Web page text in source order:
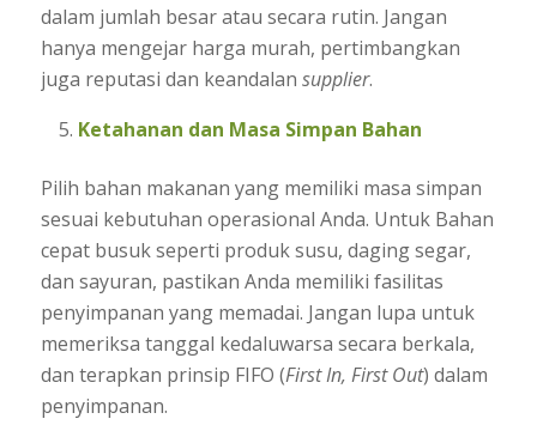
dalam jumlah besar atau secara rutin. Jangan
hanya mengejar harga murah, pertimbangkan
juga reputasi dan keandalan supplier.
Ketahanan dan Masa Simpan Bahan
Pilih bahan makanan yang memiliki masa simpan
sesuai kebutuhan operasional Anda. Untuk Bahan
cepat busuk seperti produk susu, daging segar,
dan sayuran, pastikan Anda memiliki fasilitas
penyimpanan yang memadai. Jangan lupa untuk
memeriksa tanggal kedaluwarsa secara berkala,
dan terapkan prinsip FIFO (First In, First Out) dalam
penyimpanan.